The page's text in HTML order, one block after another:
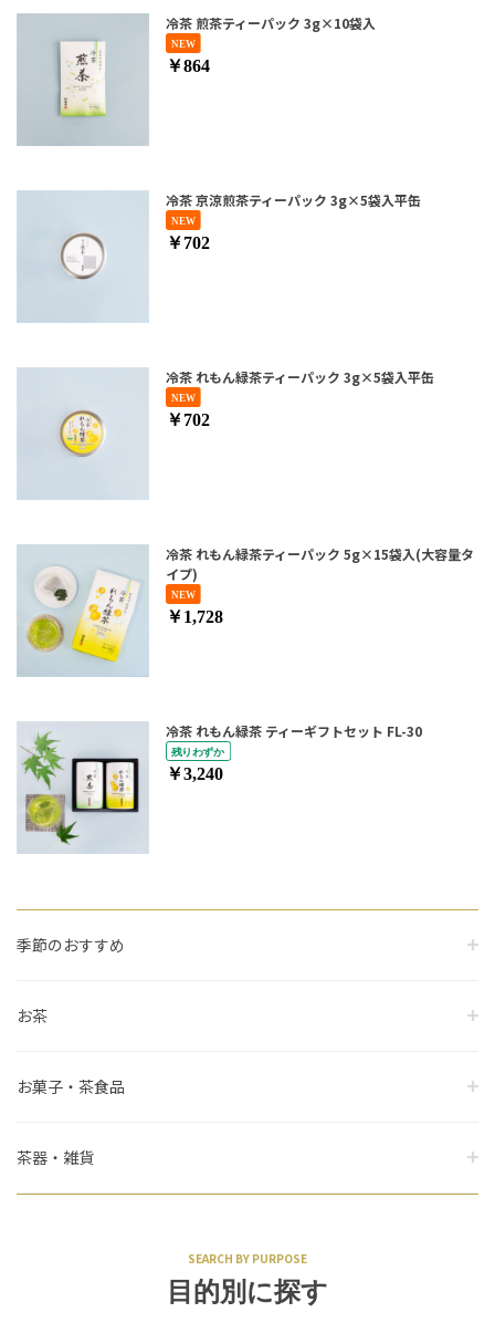
冷茶 煎茶ティーパック 3g×10袋入
￥864
冷茶 京涼煎茶ティーパック 3g×5袋入平缶
￥702
冷茶 れもん緑茶ティーパック 3g×5袋入平缶
￥702
冷茶 れもん緑茶ティーパック 5g×15袋入(大容量タ
イプ)
￥1,728
冷茶 れもん緑茶 ティーギフトセット FL-30
￥3,240
季節のおすすめ
お茶
お菓子・茶食品
茶器・雑貨
SEARCH BY PURPOSE
目的別に探す